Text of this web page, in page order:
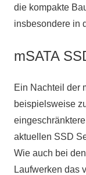
die kompakte
insbesondere in
mSATA
Ein Nachteil der
beispielsweise
aktuellen SSD
Wie auch bei
Laufwerken das